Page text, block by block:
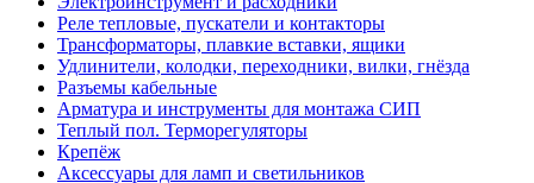
Реле тепловые, пускатели и контакторы
Трансформаторы, плавкие вставки, ящики
Удлинители, колодки, переходники, вилки, гнёзда
Разъемы кабельные
Арматура и инструменты для монтажа СИП
Теплый пол. Терморегуляторы
Крепёж
Аксессуары для ламп и светильников